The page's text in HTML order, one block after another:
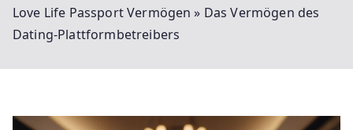
Love Life Passport Vermögen » Das Vermögen des
Dating-Plattformbetreibers